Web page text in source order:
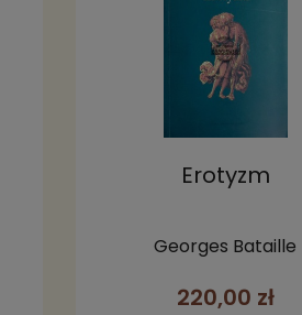
Erotyzm
Georges Bataille
220,00 zł